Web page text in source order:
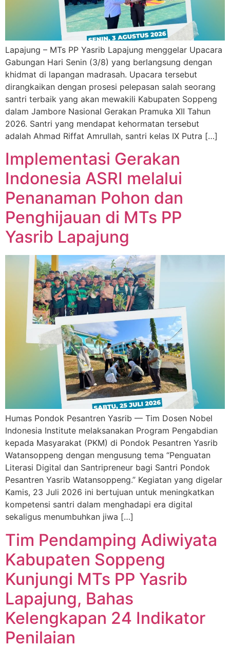
Lapajung – MTs PP Yasrib Lapajung menggelar Upacara
Gabungan Hari Senin (3/8) yang berlangsung dengan
khidmat di lapangan madrasah. Upacara tersebut
dirangkaikan dengan prosesi pelepasan salah seorang
santri terbaik yang akan mewakili Kabupaten Soppeng
dalam Jambore Nasional Gerakan Pramuka XII Tahun
2026. Santri yang mendapat kehormatan tersebut
adalah Ahmad Riffat Amrullah, santri kelas IX Putra […]
Implementasi Gerakan
Indonesia ASRI melalui
Penanaman Pohon dan
Penghijauan di MTs PP
Yasrib Lapajung
Humas Pondok Pesantren Yasrib — Tim Dosen Nobel
Indonesia Institute melaksanakan Program Pengabdian
kepada Masyarakat (PKM) di Pondok Pesantren Yasrib
Watansoppeng dengan mengusung tema “Penguatan
Literasi Digital dan Santripreneur bagi Santri Pondok
Pesantren Yasrib Watansoppeng.” Kegiatan yang digelar
Kamis, 23 Juli 2026 ini bertujuan untuk meningkatkan
kompetensi santri dalam menghadapi era digital
sekaligus menumbuhkan jiwa […]
Tim Pendamping Adiwiyata
Kabupaten Soppeng
Kunjungi MTs PP Yasrib
Lapajung, Bahas
Kelengkapan 24 Indikator
Penilaian